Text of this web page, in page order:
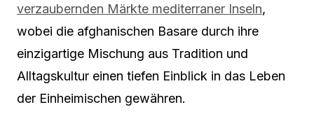
verzaubernden Märkte mediterraner Inseln,
wobei die afghanischen Basare durch ihre
einzigartige Mischung aus Tradition und
Alltagskultur einen tiefen Einblick in das Leben
der Einheimischen gewähren.